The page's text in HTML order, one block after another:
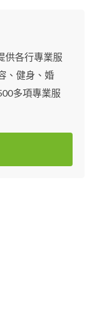
供各行專業服
、健身、婚
多項專業服